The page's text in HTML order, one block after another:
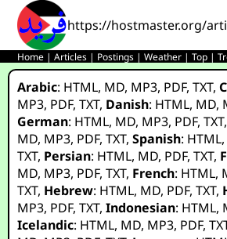
https://hostmaster.org/
Home |Articles | Postings |Weather |Top |
Arabic: HTML, MD, MP3, PDF,TXT,
MP3, PDF,TXT, Danish: HTML, MD,
German: HTML, MD, MP3, PDF,TXT,
MD, MP3, PDF,TXT,Spanish: HTML,
TXT, Persian: HTML, MD, PDF,TXT,
MD, MP3, PDF,TXT, French: HTML,
TXT, Hebrew: HTML, MD, PDF,TXT,
MP3, PDF,TXT,Indonesian: HTML,
Icelandic: HTML, MD, MP3, PDF,